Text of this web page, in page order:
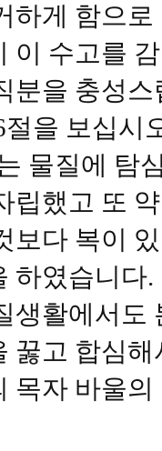
하게 함으
이 수고를
분을 충성
절을 보십시
물질에 탐
립했고 또
보다 복이
하였습니다
생활에서도
꿇고 합심
목자 바울